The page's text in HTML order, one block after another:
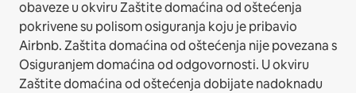
obaveze u okviru Zaštite domaćina od oštećenja
pokrivene su polisom osiguranja koju je pribavio
Airbnb. Zaštita domaćina od oštećenja nije povezana s
Osiguranjem domaćina od odgovornosti. U okviru
Zaštite domaćina od oštećenja dobijate nadoknadu